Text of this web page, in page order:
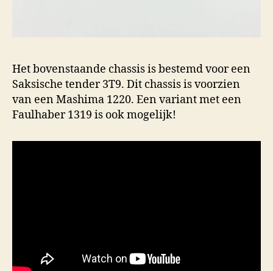
Het bovenstaande chassis is bestemd voor een
Saksische tender 3T9. Dit chassis is voorzien
van een Mashima 1220. Een variant met een
Faulhaber 1319 is ook mogelijk!